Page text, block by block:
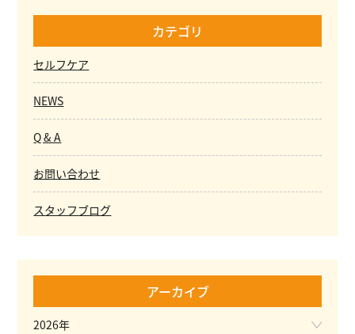
カテゴリ
セルフケア
NEWS
Q & A
お問い合わせ
スタッフブログ
アーカイブ
2026年